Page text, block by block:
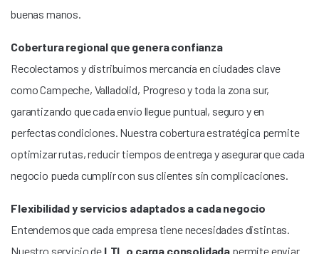
buenas manos.
Cobertura regional que genera confianza
Recolectamos y distribuimos mercancía en ciudades clave
como Campeche, Valladolid, Progreso y toda la zona sur,
garantizando que cada envío llegue puntual, seguro y en
perfectas condiciones. Nuestra cobertura estratégica permite
optimizar rutas, reducir tiempos de entrega y asegurar que cada
negocio pueda cumplir con sus clientes sin complicaciones.
Flexibilidad y servicios adaptados a cada negocio
Entendemos que cada empresa tiene necesidades distintas.
Nuestro servicio de LTL o carga consolidada permite enviar